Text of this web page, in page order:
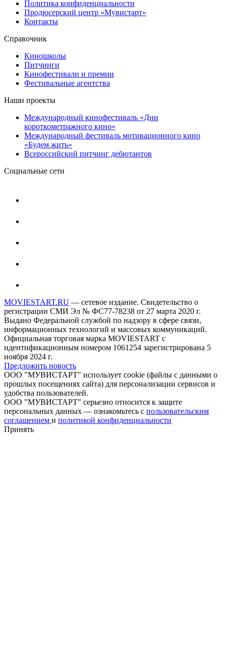
Политика конфиденциальности
Продюсерский центр «Мувистарт»
Контакты
Справочник
Киношколы
Питчинги
Кинофестивали и премии
Фестивальные агентства
Наши проекты
Международный кинофестиваль «Дни
короткометражного кино»
Международный фестиваль мотивационного кино
«Будем жить»
Всероссийский питчинг дебютантов
Социальные сети
MOVIESTART.RU — сетевое издание. Свидетельство о
регистрации СМИ Эл № ФС77-78238 от 27 марта 2020 г.
Выдано Федеральной службой по надзору в сфере связи,
информационных технологий и массовых коммуникаций.
Официальная торговая марка MOVIESTART с
идентификационным номером 1061254 зарегистрирована 5
ноября 2024 г.
Предложить новость
ООО "МУВИСТАРТ" использует cookie (файлы с данными о
прошлых посещениях сайта) для персонализации сервисов и
удобства пользователей.
ООО "МУВИСТАРТ" серьезно относится к защите
персональных данных — ознакомьтесь с пользовательским
соглашением и политикой конфиденциальности
Принять